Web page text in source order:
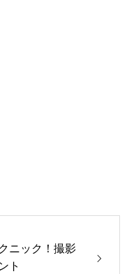
ニック！撮影
ト